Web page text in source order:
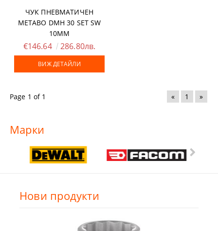
ЧУК ПНЕВМАТИЧЕН
METABO DMH 30 SET SW
10MM
€146.64 286.80лв.
ВИЖ ДЕТАЙЛИ
Page 1 of 1 « 1 »
Марки
Нови продукти